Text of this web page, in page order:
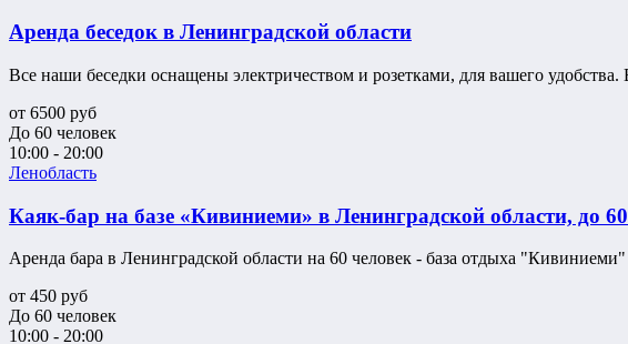
Аренда беседок в Ленинградской области
Все наши беседки оснащены электричеством и розетками, для вашего удобства.
от 6500 руб
До 60 человек
10:00 - 20:00
Ленобласть
Каяк-бар на базе «Кивиниеми» в Ленинградской области, до
Аренда бара в Ленинградской области на 60 человек - база отдыха
от 450 руб
До 60 человек
10:00 - 20:00